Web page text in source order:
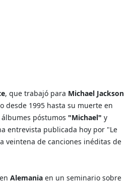
, que trabajó para Michael Jackson
desde 1995 hasta su muerte en
póstumos "Michael"y
entrevista publicada hoy por "Le
veintena de canciones inéditas de
Alemaniaen un seminario sobre